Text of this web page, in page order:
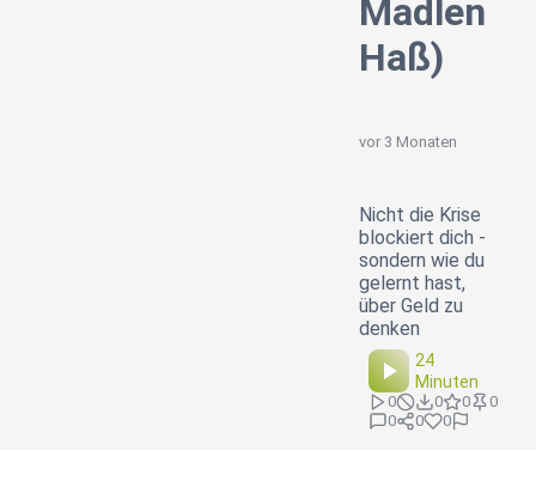
Madlen
Haß)
vor 3 Monaten
Nicht die Krise
blockiert dich -
sondern wie du
gelernt hast,
über Geld zu
denken
24
Minuten
0 0 0
0
0
0 0